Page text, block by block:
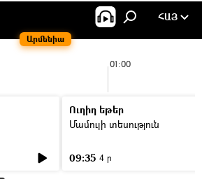
Արմենիա
ՀԱՅ
01:00
Ուղիղ եթեր
Մամուլի տեսություն
09:35 4 ր